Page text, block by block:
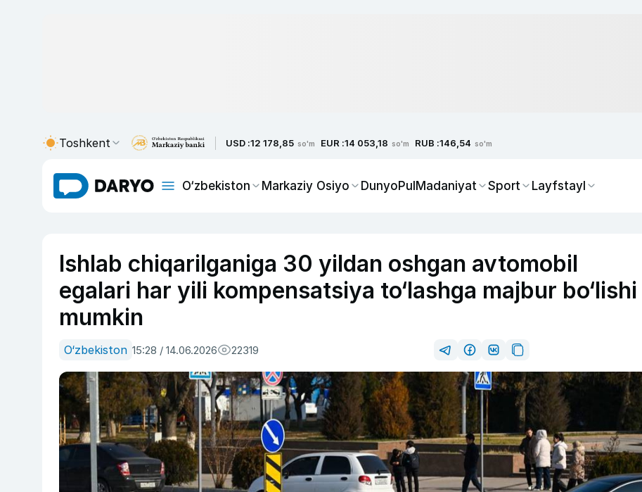
Toshkent USD :12 178,85 so'm EUR :14 053,18 so'm RUB :146,54 so'm
O‘zbekiston Markaziy Osiyo DunyoPulMadaniyat Sport Layfstayl
Ishlab chiqarilganiga 30 yildan oshgan avtomobil
egalari har yili kompensatsiya to‘lashga majbur bo‘lishi
mumkin
O‘zbekiston 15:28 / 14.06.2026 22319